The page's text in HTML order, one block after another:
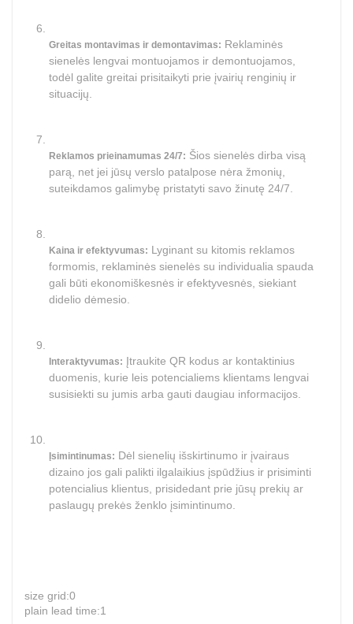
Greitas montavimas ir demontavimas: Reklaminės
sienelės lengvai montuojamos ir demontuojamos,
todėl galite greitai prisitaikyti prie įvairių renginių ir
situacijų.
Reklamos prieinamumas 24/7: Šios sienelės dirba visą
parą, net jei jūsų verslo patalpose nėra žmonių,
suteikdamos galimybę pristatyti savo žinutę 24/7.
Kaina ir efektyvumas: Lyginant su kitomis reklamos
formomis, reklaminės sienelės su individualia spauda
gali būti ekonomiškesnės ir efektyvesnės, siekiant
didelio dėmesio.
Interaktyvumas: Įtraukite QR kodus ar kontaktinius
duomenis, kurie leis potencialiems klientams lengvai
susisiekti su jumis arba gauti daugiau informacijos.
Įsimintinumas: Dėl sienelių išskirtinumo ir įvairaus
dizaino jos gali palikti ilgalaikius įspūdžius ir prisiminti
potencialius klientus, prisidedant prie jūsų prekių ar
paslaugų prekės ženklo įsimintinumo.
size grid:0
plain lead time:1